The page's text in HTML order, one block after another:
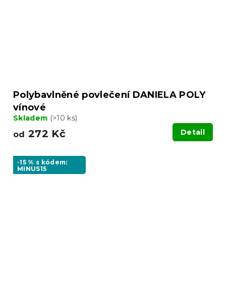
Polybavlněné povlečení DANIELA POLY
vínové
Skladem (>10 ks)
od 272 Kč Detail
-15 % s kódem:
MINUS15